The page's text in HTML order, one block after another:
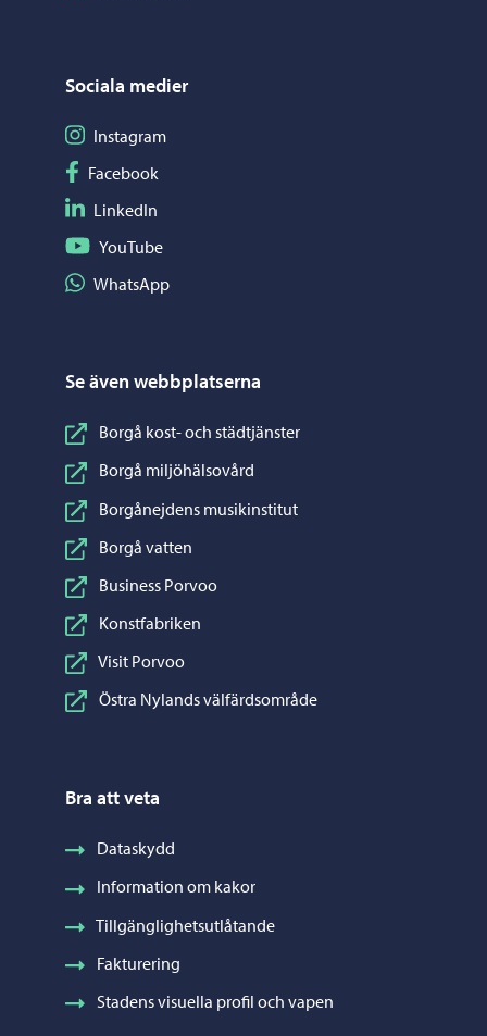
Sociala medier
Följ på Instagram
Instagram
Följ på Facebook
Facebook
Följ på LinkedIn
LinkedIn
Följ på YouTube
YouTube
Dela på WhatsApp
WhatsApp
Se även webbplatserna
Borgå kost- och städtjänster
Borgå miljöhälsovård
Borgånejdens musikinstitut
Borgå vatten
Business Porvoo
Konstfabriken
Visit Porvoo
Östra Nylands välfärdsområde
Bra att veta
Dataskydd
Information om kakor
Tillgänglighetsutlåtande
Fakturering
Stadens visuella profil och vapen